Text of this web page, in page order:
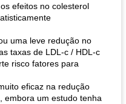
efeitos no colesterol
uma leve redução no
taxas de LDL-c / HDL-c
risco fatores para
eficaz na redução
embora um estudo tenha